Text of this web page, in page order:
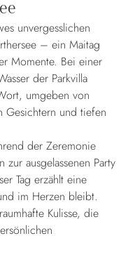
unvergesslichen
– ein Maitag
Momente. Bei einer
der Parkvilla
umgeben von
Gesichtern und tiefen
der Zeremonie
ausgelassenen Party
Tag erzählt eine
im Herzen bleibt.
Kulisse, die